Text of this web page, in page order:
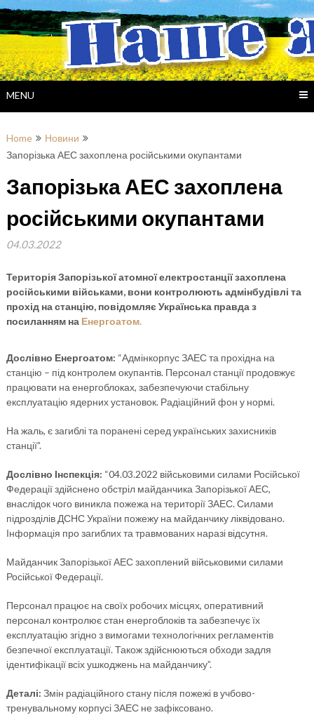
Skip
to
content
MENU
Home
Новини
Запорізька АЕС захоплена російськими окупантами
Запорізька АЕС захоплена
російськими окупантами
04.03.2022
Територія Запорізької атомної електростанції захоплена
російськими військами, вони контролюють адмінбудівлі та
прохід на станцію, повідомляє Українська правда з
посиланням на Енергоатом.
Дослівно Енергоатом: “Адмінкорпус ЗАЕС та прохідна на
станцію – під контролем окупантів. Персонал станції продовжує
працювати на енергоблоках, забезпечуючи стабільну
експлуатацію ядерних установок. Радіаційний фон у нормі.
На жаль, є загиблі та поранені серед українських захисників
станції”.
Дослівно Інспекція: “04.03.2022 військовими силами Російської
Федерації здійснено обстріл майданчика Запорізької АЕС,
внаслідок чого виникла пожежа на території ЗАЕС. Силами
підрозділів ДСНС України пожежу на майданчику ліквідовано.
Інформація про загиблих та травмованих наразі відсутня.
Майданчик Запорізької АЕС захоплений військовими силами
Російської Федерації.
Персонал працює на своїх робочих місцях, оперативний
персонал контролює стан енергоблоків та забезпечує їх
експлуатацію згідно з вимогами технологічних регламентів
безпечної експлуатації. Також здійснюються обходи задля
ідентифікації всіх ушкоджень на майданчику”.
Деталі: Змін радіаційного стану після пожежі в учбово-
тренувальному корпусі ЗАЕС не зафіксовано.